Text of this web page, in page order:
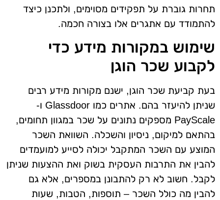
תחרות גוברת על תפקידים מסוימים, ולתכנן כיצד
להתמודד עם אתגרים אלו בצורה חכמה.
שימוש במקורות מידע כדי
לקבוע שכר הוגן
בעת קביעת שכר הוגן, ישנם מקורות מידע רבים
שניתן להיעזר בהם. אתרים כמו Glassdoor ו-
PayScale מספקים נתונים על שכר במגוון תחומים,
בהתאם למיקום, ניסיון והשכלה. השוואת השכר
המוצע עם השכר המתקבל יכולה לסייע למועמדים
להבין את התרבות העסקית בשוק ואת ההצעות שניתן
לקבל. חשוב לא רק להתבונן במספרים, אלא גם
להבין מה כולל השכר – תוספות, הטבות, שעות